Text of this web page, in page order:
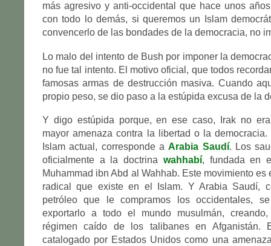
más agresivo y anti-occidental que hace unos
con todo lo demás, si queremos un Islam
convencerlo de las bondades de la democracia, no
Lo malo del intento de Bush por imponer la
no fue tal intento. El motivo oficial, que todos
famosas armas de destrucción masiva. Cuando
propio peso, se dio paso a la estúpida excusa de la
Y digo estúpida porque, en ese caso, Irak no
mayor amenaza contra la libertad o la
Islam actual, corresponde aArabia Saudí. Los
oficialmente a la doctrina wahhabí, fundada en
Muhammad ibn Abd al Wahhab. Este movimiento es
radical que existe en el Islam. Y Arabia Saudí,
petróleo que le compramos los occidentales,
exportarlo a todo el mundo musulmán,
régimen caído de los talibanes en Afganistán.
catalogado por Estados Unidos como una